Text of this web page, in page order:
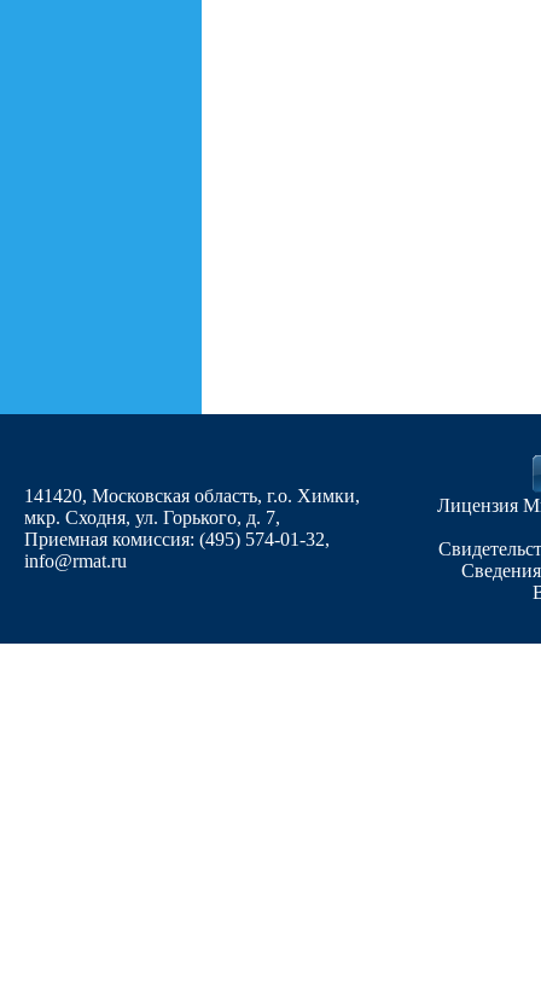
141420, Московская область, г.о. Химки,
мкр. Сходня, ул. Горького, д. 7,
Приемная комиссия: (495) 574-01-32,
info@rmat.ru
Лицензия